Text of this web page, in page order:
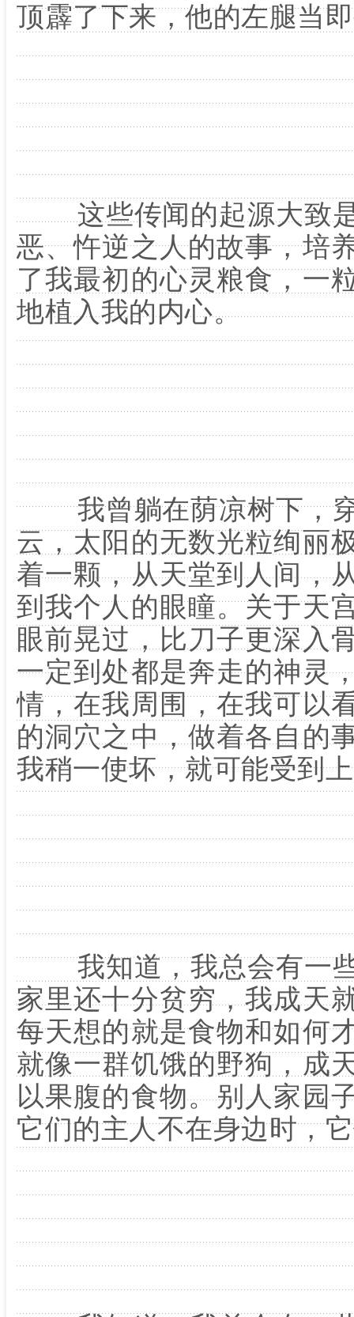
顶霹了下来，他的左腿当
这些传闻的起源大致是
恶、忤逆之人的故事，培
了我最初的心灵粮食，一
地植入我的内心。
我曾躺在荫凉树下，穿
云，太阳的无数光粒绚丽
着一颗，从天堂到人间，
到我个人的眼瞳。关于天
眼前晃过，比刀子更深入
一定到处都是奔走的神灵
情，在我周围，在我可以
的洞穴之中，做着各自的
我稍一使坏，就可能受到
我知道，我总会有一些
家里还十分贫穷，我成天
每天想的就是食物和如何
就像一群饥饿的野狗，成
以果腹的食物。别人家园
它们的主人不在身边时，